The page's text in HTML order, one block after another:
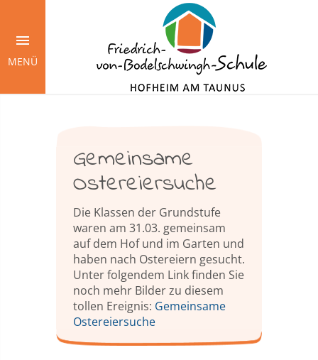
Inhalt
MENÜ
Gemeinsame
Ostereiersuche
Die Klassen der Grundstufe
waren am 31.03. gemeinsam
auf dem Hof und im Garten und
haben nach Ostereiern gesucht.
Unter folgendem Link finden Sie
noch mehr Bilder zu diesem
tollen Ereignis: Gemeinsame
Ostereiersuche